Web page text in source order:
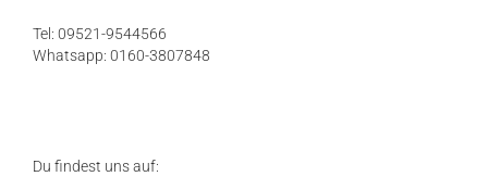
Tel: 09521-9544566
Whatsapp: 0160-3807848
Du findest uns auf: